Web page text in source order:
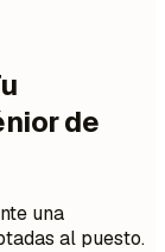
de
una
al puesto.